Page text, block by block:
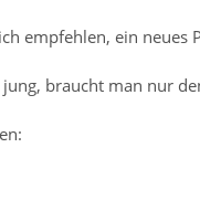
empfehlen, ein
braucht man nur